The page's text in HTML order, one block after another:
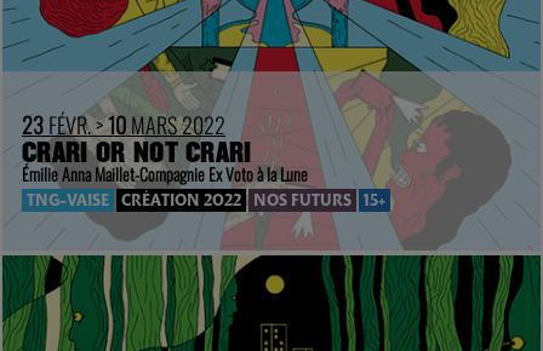
23FÉVR. >10MARS 2022
CRARI OR NOT CRARI
Émilie Anna Maillet-Compagnie Ex Voto à la Lune
TNG-VAISE CRÉATION 2022 NOS FUTURS 15+